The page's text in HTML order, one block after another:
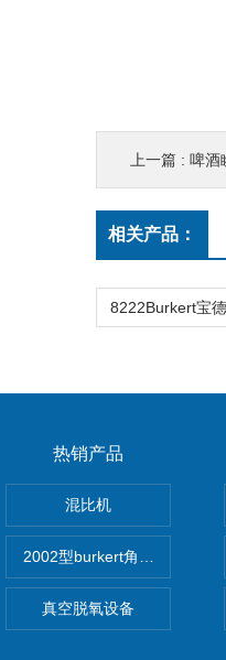
上一篇 : 啤酒
相关产品：
热销产品
混比机
2002型burkert角座阀
真空脱氧设备